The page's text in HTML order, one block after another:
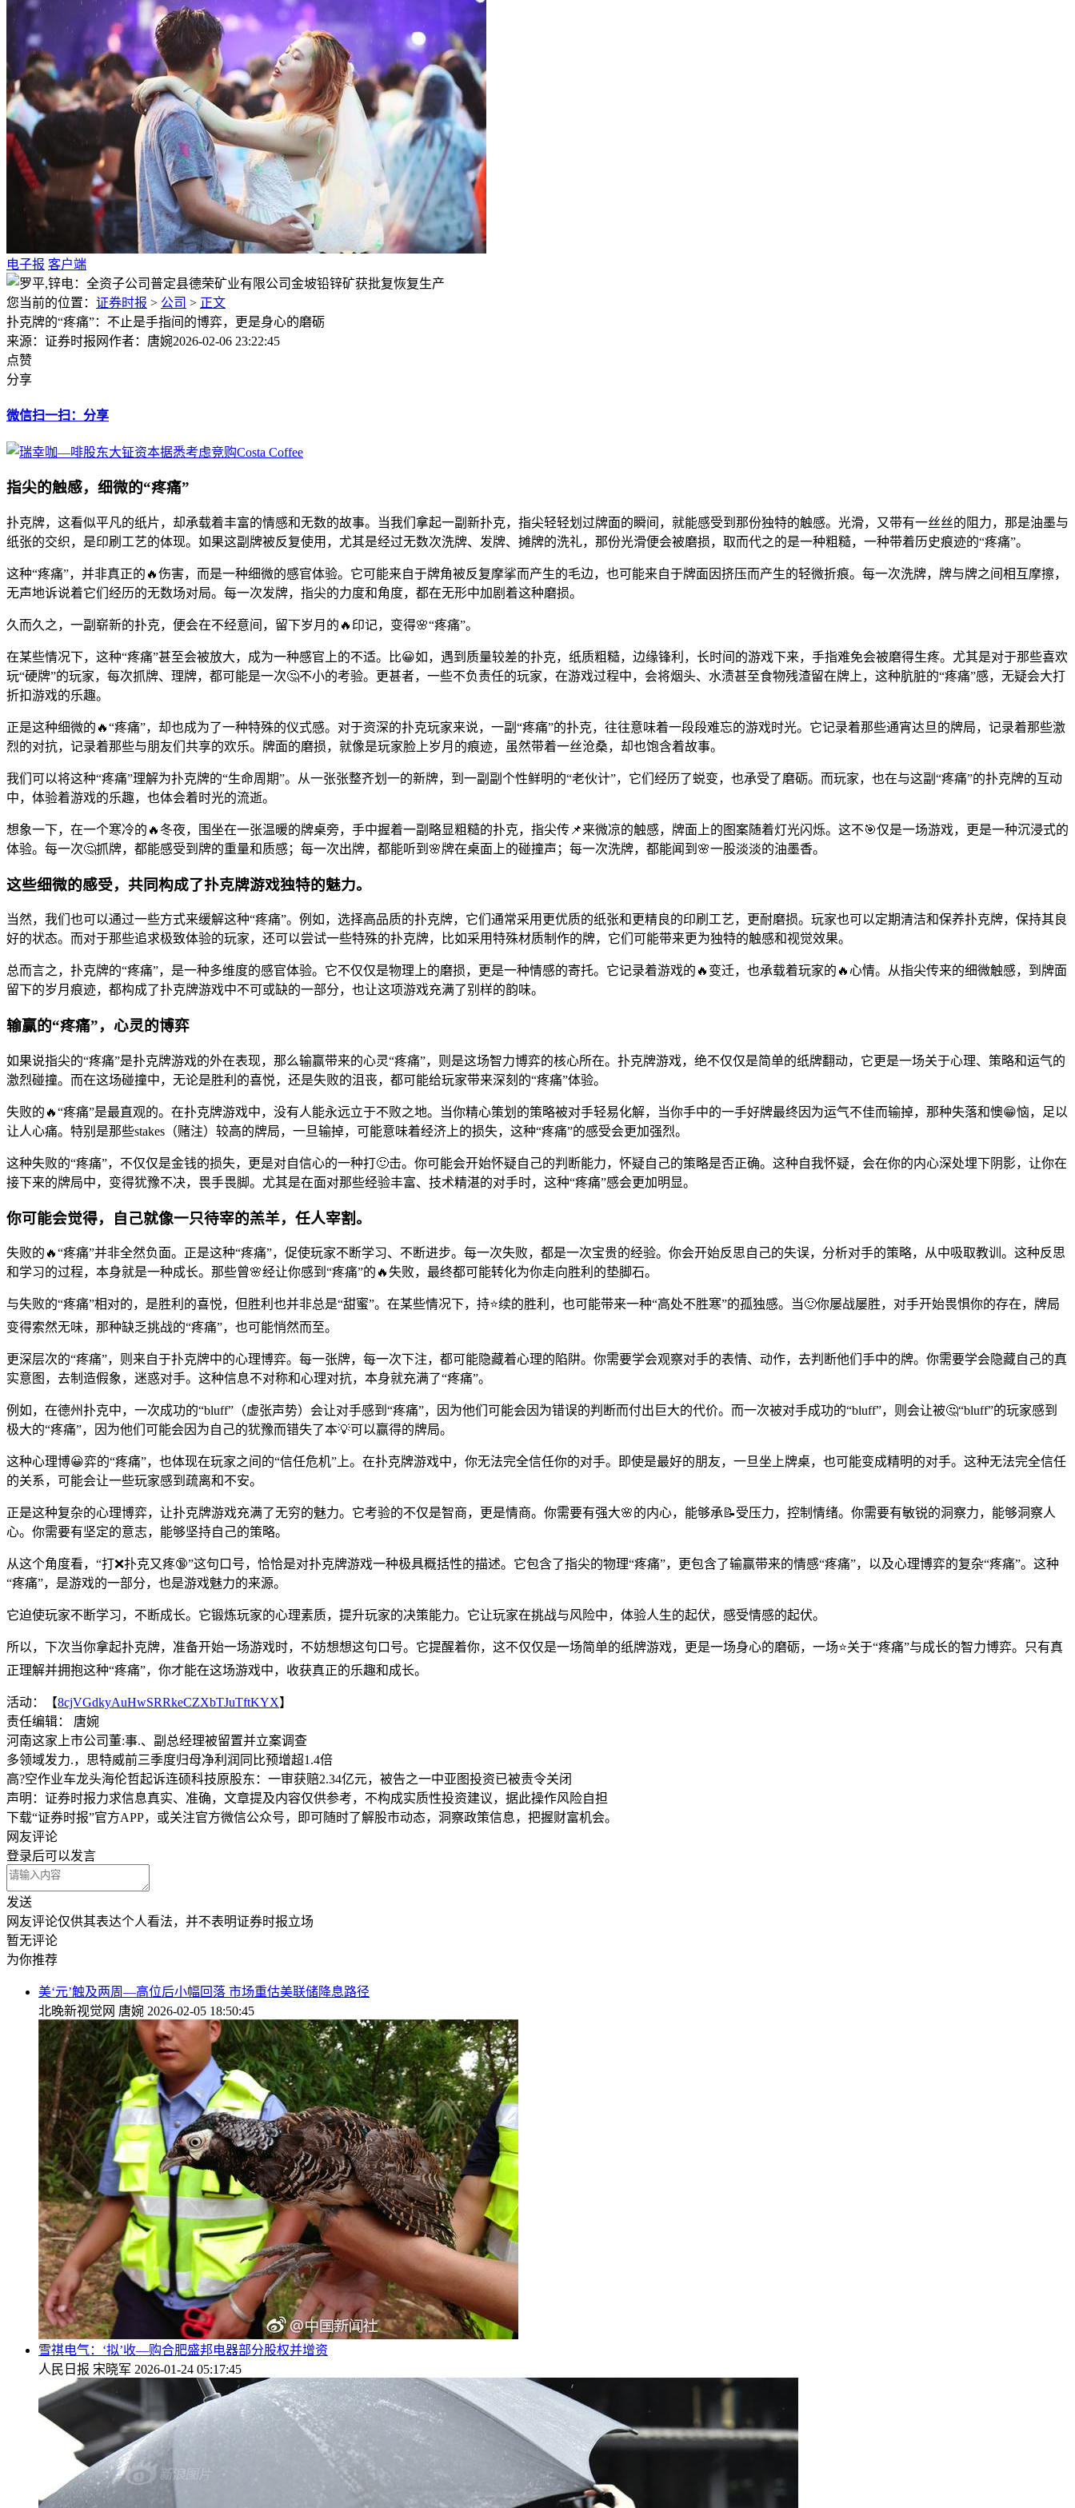
电子报 客户端
您当前的位置： 证券时报 > 公司 > 正文
扑克牌的“疼痛”：不止是手指间的博弈，更是身心的磨砺
来源：证券时报网作者：唐婉2026-02-06 23:22:45
点赞
分享
微信扫一扫：分享
指尖的触感，细微的“疼痛”
扑克牌，这看似平凡的纸片，却承载着丰富的情感和无数的故事。当我们拿起一副新扑克，指尖轻轻划过牌面的瞬间，就能感受到那份独特的触感。光滑，又带有一丝丝的阻力，那是油墨与
纸张的交织，是印刷工艺的体现。如果这副牌被反复使用，尤其是经过无数次洗牌、发牌、摊牌的洗礼，那份光滑便会被磨损，取而代之的是一种粗糙，一种带着历史痕迹的“疼痛”。
这种“疼痛”，并非真正的🔥伤害，而是一种细微的感官体验。它可能来自于牌角被反复摩挲而产生的毛边，也可能来自于牌面因挤压而产生的轻微折痕。每一次洗牌，牌与牌之间相互摩擦，
无声地诉说着它们经历的无数场对局。每一次发牌，指尖的力度和角度，都在无形中加剧着这种磨损。
久而久之，一副崭新的扑克，便会在不经意间，留下岁月的🔥印记，变得🌸“疼痛”。
在某些情况下，这种“疼痛”甚至会被放大，成为一种感官上的不适。比😀如，遇到质量较差的扑克，纸质粗糙，边缘锋利，长时间的游戏下来，手指难免会被磨得生疼。尤其是对于那些喜欢
玩“硬牌”的玩家，每次抓牌、理牌，都可能是一次🤔不小的考验。更甚者，一些不负责任的玩家，在游戏过程中，会将烟头、水渍甚至食物残渣留在牌上，这种肮脏的“疼痛”感，无疑会大打
折扣游戏的乐趣。
正是这种细微的🔥“疼痛”，却也成为了一种特殊的仪式感。对于资深的扑克玩家来说，一副“疼痛”的扑克，往往意味着一段段难忘的游戏时光。它记录着那些通宵达旦的牌局，记录着那些激
烈的对抗，记录着那些与朋友们共享的欢乐。牌面的磨损，就像是玩家脸上岁月的痕迹，虽然带着一丝沧桑，却也饱含着故事。
我们可以将这种“疼痛”理解为扑克牌的“生命周期”。从一张张整齐划一的新牌，到一副副个性鲜明的“老伙计”，它们经历了蜕变，也承受了磨砺。而玩家，也在与这副“疼痛”的扑克牌的互动
中，体验着游戏的乐趣，也体会着时光的流逝。
想象一下，在一个寒冷的🔥冬夜，围坐在一张温暖的牌桌旁，手中握着一副略显粗糙的扑克，指尖传📌来微凉的触感，牌面上的图案随着灯光闪烁。这不🎯仅是一场游戏，更是一种沉浸式的
体验。每一次🤔抓牌，都能感受到牌的重量和质感；每一次出牌，都能听到🌸牌在桌面上的碰撞声；每一次洗牌，都能闻到🌸一股淡淡的油墨香。
这些细微的感受，共同构成了扑克牌游戏独特的魅力。
当然，我们也可以通过一些方式来缓解这种“疼痛”。例如，选择高品质的扑克牌，它们通常采用更优质的纸张和更精良的印刷工艺，更耐磨损。玩家也可以定期清洁和保养扑克牌，保持其良
好的状态。而对于那些追求极致体验的玩家，还可以尝试一些特殊的扑克牌，比如采用特殊材质制作的牌，它们可能带来更为独特的触感和视觉效果。
总而言之，扑克牌的“疼痛”，是一种多维度的感官体验。它不仅仅是物理上的磨损，更是一种情感的寄托。它记录着游戏的🔥变迁，也承载着玩家的🔥心情。从指尖传来的细微触感，到牌面
留下的岁月痕迹，都构成了扑克牌游戏中不可或缺的一部分，也让这项游戏充满了别样的韵味。
输赢的“疼痛”，心灵的博弈
如果说指尖的“疼痛”是扑克牌游戏的外在表现，那么输赢带来的心灵“疼痛”，则是这场智力博弈的核心所在。扑克牌游戏，绝不仅仅是简单的纸牌翻动，它更是一场关于心理、策略和运气的
激烈碰撞。而在这场碰撞中，无论是胜利的喜悦，还是失败的沮丧，都可能给玩家带来深刻的“疼痛”体验。
失败的🔥“疼痛”是最直观的。在扑克牌游戏中，没有人能永远立于不败之地。当你精心策划的策略被对手轻易化解，当你手中的一手好牌最终因为运气不佳而输掉，那种失落和懊😁恼，足以
让人心痛。特别是那些stakes（赌注）较高的牌局，一旦输掉，可能意味着经济上的损失，这种“疼痛”的感受会更加强烈。
这种失败的“疼痛”，不仅仅是金钱的损失，更是对自信心的一种打🙂击。你可能会开始怀疑自己的判断能力，怀疑自己的策略是否正确。这种自我怀疑，会在你的内心深处埋下阴影，让你在
接下来的牌局中，变得犹豫不决，畏手畏脚。尤其是在面对那些经验丰富、技术精湛的对手时，这种“疼痛”感会更加明显。
你可能会觉得，自己就像一只待宰的羔羊，任人宰割。
失败的🔥“疼痛”并非全然负面。正是这种“疼痛”，促使玩家不断学习、不断进步。每一次失败，都是一次宝贵的经验。你会开始反思自己的失误，分析对手的策略，从中吸取教训。这种反思
和学习的过程，本身就是一种成长。那些曾🌸经让你感到“疼痛”的🔥失败，最终都可能转化为你走向胜利的垫脚石。
与失败的“疼痛”相对的，是胜利的喜悦，但胜利也并非总是“甜蜜”。在某些情况下，持⭐续的胜利，也可能带来一种“高处不胜寒”的孤独感。当🙂你屡战屡胜，对手开始畏惧你的存在，牌局
变得索然无味，那种缺乏挑战的“疼痛”，也可能悄然而至。
更深层次的“疼痛”，则来自于扑克牌中的心理博弈。每一张牌，每一次下注，都可能隐藏着心理的陷阱。你需要学会观察对手的表情、动作，去判断他们手中的牌。你需要学会隐藏自己的真
实意图，去制造假象，迷惑对手。这种信息不对称和心理对抗，本身就充满了“疼痛”。
例如，在德州扑克中，一次成功的“bluff”（虚张声势）会让对手感到“疼痛”，因为他们可能会因为错误的判断而付出巨大的代价。而一次被对手成功的“bluff”，则会让被🤔“bluff”的玩家感到
极大的“疼痛”，因为他们可能会因为自己的犹豫而错失了本💡可以赢得的牌局。
这种心理博😀弈的“疼痛”，也体现在玩家之间的“信任危机”上。在扑克牌游戏中，你无法完全信任你的对手。即使是最好的朋友，一旦坐上牌桌，也可能变成精明的对手。这种无法完全信任
的关系，可能会让一些玩家感到疏离和不安。
正是这种复杂的心理博弈，让扑克牌游戏充满了无穷的魅力。它考验的不仅是智商，更是情商。你需要有强大🌸的内心，能够承📝受压力，控制情绪。你需要有敏锐的洞察力，能够洞察人
心。你需要有坚定的意志，能够坚持自己的策略。
从这个角度看，“打❌扑克又疼🔞”这句口号，恰恰是对扑克牌游戏一种极具概括性的描述。它包含了指尖的物理“疼痛”，更包含了输赢带来的情感“疼痛”，以及心理博弈的复杂“疼痛”。这种
“疼痛”，是游戏的一部分，也是游戏魅力的来源。
它迫使玩家不断学习，不断成长。它锻炼玩家的心理素质，提升玩家的决策能力。它让玩家在挑战与风险中，体验人生的起伏，感受情感的起伏。
所以，下次当你拿起扑克牌，准备开始一场游戏时，不妨想想这句口号。它提醒着你，这不仅仅是一场简单的纸牌游戏，更是一场身心的磨砺，一场⭐关于“疼痛”与成长的智力博弈。只有真
正理解并拥抱这种“疼痛”，你才能在这场游戏中，收获真正的乐趣和成长。
活动：【8cjVGdkyAuHwSRRkeCZXbTJuTftKYX】
责任编辑： 唐婉
河南这家上市公司董:事.、副总经理被留置并立案调查
多领域发力.，思特威前三季度归母净利润同比预增超1.4倍
高?空作业车龙头海伦哲起诉连硕科技原股东：一审获赔2.34亿元，被告之一中亚图投资已被责令关闭
声明：证券时报力求信息真实、准确，文章提及内容仅供参考，不构成实质性投资建议，据此操作风险自担
下载“证券时报”官方APP，或关注官方微信公众号，即可随时了解股市动态，洞察政策信息，把握财富机会。
网友评论
登录后可以发言
发送
网友评论仅供其表达个人看法，并不表明证券时报立场
暂无评论
为你推荐
美‘元’触及两周—高位后小幅回落 市场重估美联储降息路径
北晚新视觉网 唐婉 2026-02-05 18:50:45
雪祺电气：‘拟’收—购合肥盛邦电器部分股权并增资
人民日报 宋晓军 2026-01-24 05:17:45